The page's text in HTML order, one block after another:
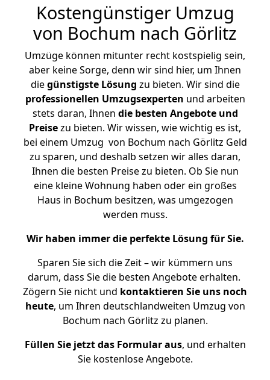
Kostengünstiger Umzug
von Bochum nach Görlitz
Umzüge können mitunter recht kostspielig sein,
aber keine Sorge, denn wir sind hier, um Ihnen
diegünstigste Lösung zu bieten. Wir sind die
professionellen Umzugsexperten und arbeiten
stets daran, Ihnen die besten Angebote und
Preisezu bieten. Wir wissen, wie wichtig es ist,
bei einem Umzug von Bochum nach Görlitz Geld
zu sparen, und deshalb setzen wir alles daran,
Ihnen die besten Preise zu bieten. Ob Sie nun
eine kleine Wohnung haben oder ein großes
Haus in Bochum besitzen, was umgezogen
werden muss.
Wir haben immer die perfekte Lösung für Sie.
Sparen Sie sich die Zeit – wir kümmern uns
darum, dass Sie die besten Angebote erhalten.
Zögern Sie nicht und kontaktieren Sie uns noch
heute, um Ihren deutschlandweiten Umzug von
Bochum nach Görlitz zu planen.
Füllen Sie jetzt das Formular aus, und erhalten
Sie kostenlose Angebote.